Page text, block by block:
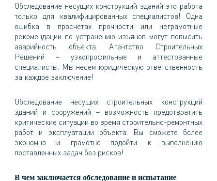
Обследование несущих конструкций зданий это работа
только для квалифицированных специалистов! Одна
ошибка в просчетах прочности или неграмотные
рекомендации по устранению изъянов могут повысить
аварийность объекта. Агентство Строительных
Решений – узкопрофильные и аттестованные
специалисты. Мы несем юридическую ответственность
за каждое заключение!
Обследование несущих строительных конструкций
зданий и сооружений – возможность предотвратить
критические ситуации во время строительно-ремонтных
работ и эксплуатации объекта. Вы сможете более
экономно и грамотно подойти к выполнению
поставленных задач без рисков!
В чем заключается обследование и испытание